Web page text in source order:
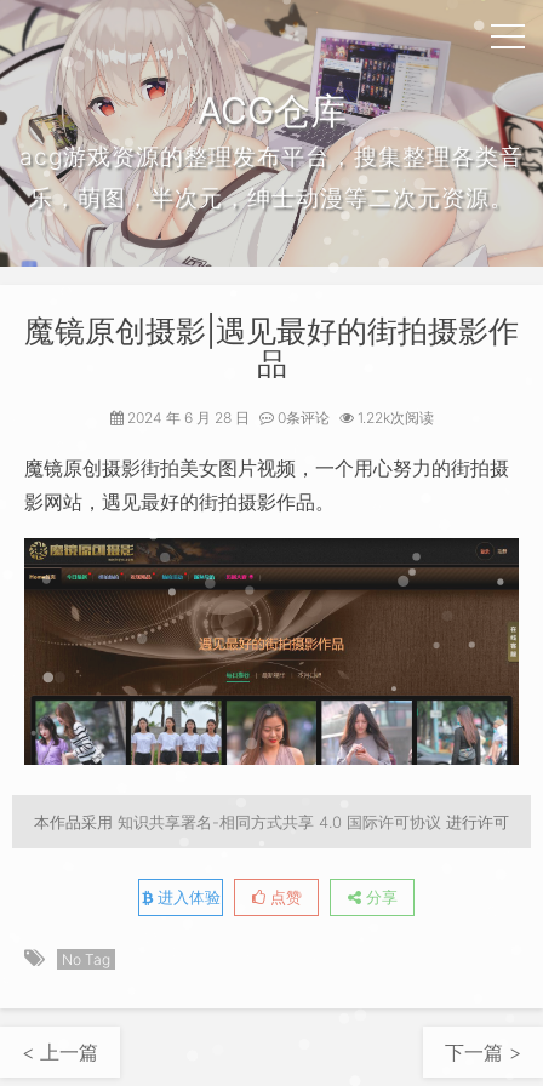
ACG仓库
acg游戏资源的整理发布平台，搜集整理各类音
乐，萌图，半次元，绅士动漫等二次元资源。
魔镜原创摄影|遇见最好的街拍摄影作
品
2024 年 6 月 28 日 0条评论 1.22k次阅读
魔镜原创摄影街拍美女图片视频，一个用心努力的街拍摄
影网站，遇见最好的街拍摄影作品。
本作品采用 知识共享署名-相同方式共享 4.0 国际许可协议 进行许可
进入体验 点赞 分享
No Tag
< 上一篇 下一篇 >